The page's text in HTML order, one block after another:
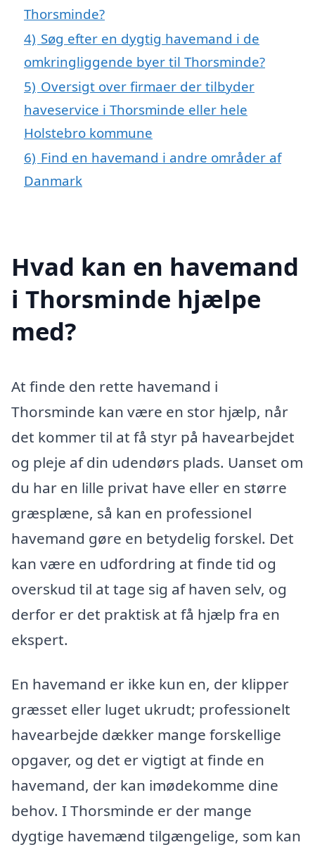
Thorsminde?
4) Søg efter en dygtig havemand i de
omkringliggende byer til Thorsminde?
5) Oversigt over firmaer der tilbyder
haveservice i Thorsminde eller hele
Holstebro kommune
6) Find en havemand i andre områder af
Danmark
Hvad kan en havemand
i Thorsminde hjælpe
med?
At finde den rette havemand i
Thorsminde kan være en stor hjælp, når
det kommer til at få styr på havearbejdet
og pleje af din udendørs plads. Uanset om
du har en lille privat have eller en større
græsplæne, så kan en professionel
havemand gøre en betydelig forskel. Det
kan være en udfordring at finde tid og
overskud til at tage sig af haven selv, og
derfor er det praktisk at få hjælp fra en
ekspert.
En havemand er ikke kun en, der klipper
græsset eller luget ukrudt; professionelt
havearbejde dækker mange forskellige
opgaver, og det er vigtigt at finde en
havemand, der kan imødekomme dine
behov. I Thorsminde er der mange
dygtige havemænd tilgængelige, som kan